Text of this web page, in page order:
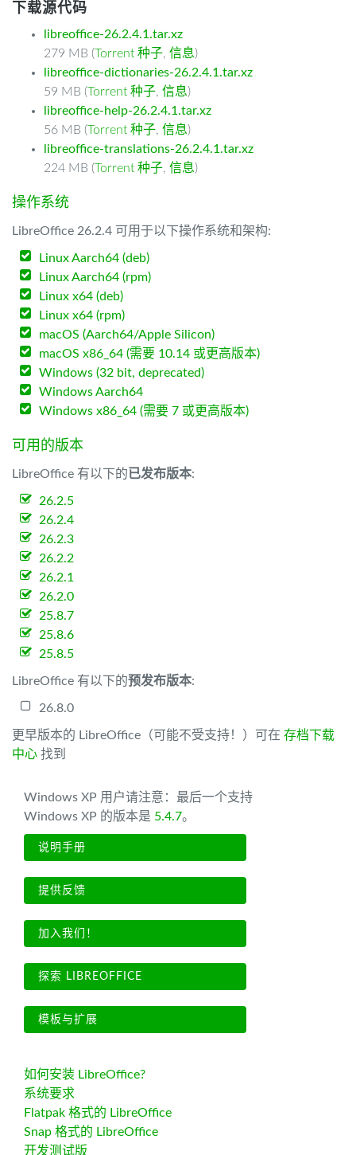
下载源代码
libreoffice-26.2.4.1.tar.xz
279 MB (Torrent 种子, 信息)
libreoffice-dictionaries-26.2.4.1.tar.xz
59 MB (Torrent 种子, 信息)
libreoffice-help-26.2.4.1.tar.xz
56 MB (Torrent 种子, 信息)
libreoffice-translations-26.2.4.1.tar.xz
224 MB (Torrent 种子, 信息)
操作系统
LibreOffice 26.2.4 可用于以下操作系统和架构:
Linux Aarch64 (deb)
Linux Aarch64 (rpm)
Linux x64 (deb)
Linux x64 (rpm)
macOS (Aarch64/Apple Silicon)
macOS x86_64 (需要 10.14 或更高版本)
Windows (32 bit, deprecated)
Windows Aarch64
Windows x86_64 (需要 7 或更高版本)
可用的版本
LibreOffice 有以下的已发布版本:
26.2.5
26.2.4
26.2.3
26.2.2
26.2.1
26.2.0
25.8.7
25.8.6
25.8.5
LibreOffice 有以下的预发布版本:
26.8.0
更早版本的 LibreOffice（可能不受支持！）可在 存档下载
中心 找到
Windows XP 用户请注意：最后一个支持
Windows XP 的版本是 5.4.7。
说明手册
提供反馈
加入我们！
探索 LIBREOFFICE
模板与扩展
如何安装 LibreOffice?
系统要求
Flatpak 格式的 LibreOffice
Snap 格式的 LibreOffice
开发测试版